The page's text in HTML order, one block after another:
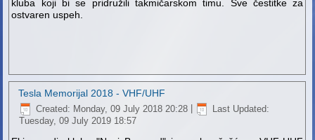
kluba koji bi se pridružili takmičarskom timu. Sve čestitke za
ostvaren uspeh.
Tesla Memorijal 2018 - VHF/UHF
Created: Monday, 09 July 2018 20:28
Last Updated:
Tuesday, 09 July 2019 18:57